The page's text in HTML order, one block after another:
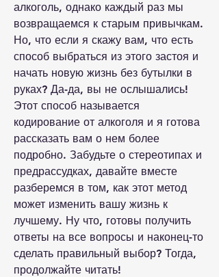
алкоголь, однако каждый раз мы
возвращаемся к старым привычкам.
Но, что если я скажу вам, что есть
способ выбраться из этого застоя и
начать новую жизнь без бутылки в
руках? Да-да, вы не ослышались!
Этот способ называется
кодирование от алкоголя и я готова
рассказать вам о нем более
подробно. Забудьте о стереотипах и
предрассудках, давайте вместе
разберемся в том, как этот метод
может изменить вашу жизнь к
лучшему. Ну что, готовы получить
ответы на все вопросы и наконец-то
сделать правильный выбор? Тогда,
продолжайте читать!